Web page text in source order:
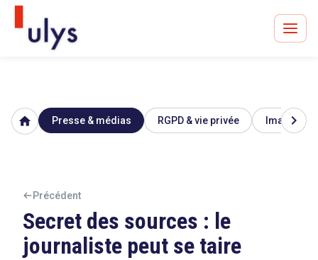
Avocats à Paris & Bruxelles
Un procès en vue ?
home Presse & médias RGPD & vie privée Image &
chevron_right
Précédent
Secret des sources : le
journaliste peut se taire